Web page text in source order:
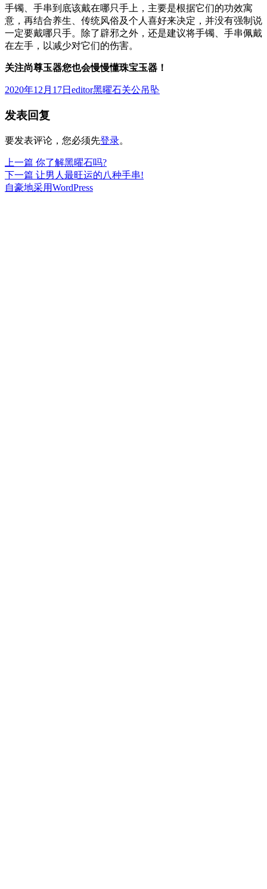
手镯、手串到底该戴在哪只手上，主要是根据它们的功效寓
意，再结合养生、传统风俗及个人喜好来决定，并没有强制说
一定要戴哪只手。除了辟邪之外，还是建议将手镯、手串佩戴
在左手，以减少对它们的伤害。
关注尚尊玉器您也会慢慢懂珠宝玉器！
发
于
2020年12月17日 作
editor分
黑曜石关公吊坠
发表回复
要发表评论，您必须先登录。
文
章
上一篇 上
篇
文
你了解黑曜石吗?
下一篇 下
篇
让男人最旺运的八种手串!
自豪地采用WordPress